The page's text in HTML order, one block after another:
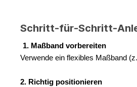
Schritt-für-Schritt-
1. Maßband vorbereiten
Verwende ein flexibles Maßband
2. Richtig positionieren